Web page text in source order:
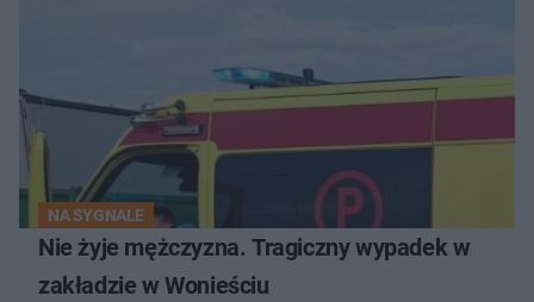
NA SYGNALE
Nie żyje mężczyzna. Tragiczny wypadek w
zakładzie w Wonieściu